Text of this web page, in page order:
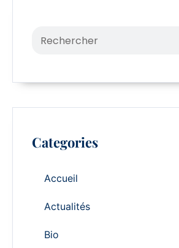
Categories
Accueil
Actualités
Bio